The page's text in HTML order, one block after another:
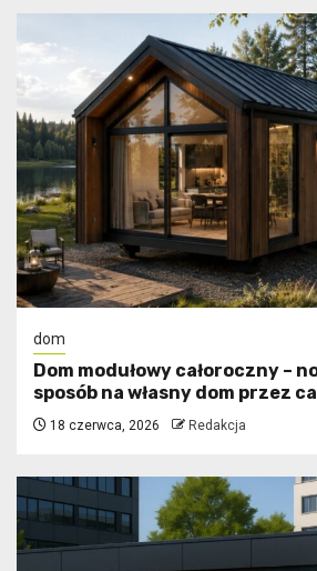
dom
Dom modułowy całoroczny –
sposób na własny dom przez
18 czerwca, 2026 Redakcja